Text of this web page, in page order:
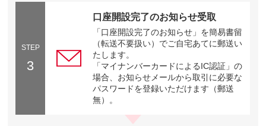
STEP
3
口座開設完了のお知らせ受取
「口座開設完了のお知らせ」を簡易書留
（転送不要扱い）でご自宅あてに郵送い
たします。
「マイナンバーカードによるIC認証」の
場合、お知らせメールから取引に必要な
パスワードを登録いただけます（郵送
無）。